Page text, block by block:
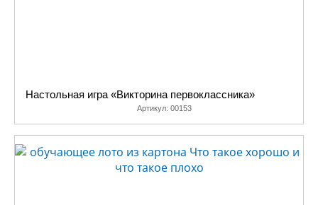
Настольная игра «Викторина первоклассника»
Артикул: 00153